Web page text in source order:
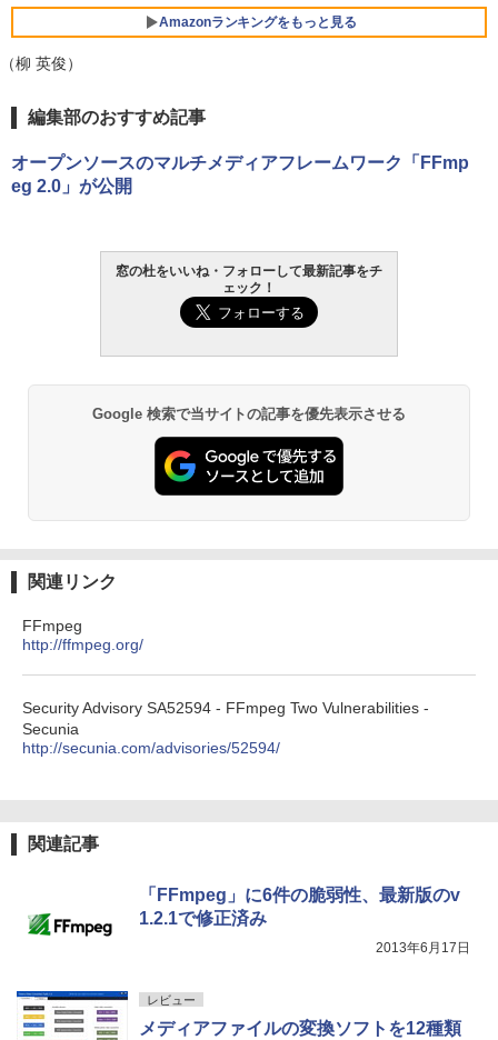
Amazonランキングをもっと見る
（柳 英俊）
編集部のおすすめ記事
オープンソースのマルチメディアフレームワーク「FFmp
eg 2.0」が公開
窓の杜をいいね・フォローして最新記事をチ
ェック！
Google 検索で当サイトの記事を優先表示させる
関連リンク
FFmpeg
http://ffmpeg.org/
Security Advisory SA52594 - FFmpeg Two Vulnerabilities -
Secunia
http://secunia.com/advisories/52594/
関連記事
「FFmpeg」に6件の脆弱性、最新版のv
1.2.1で修正済み
2013年6月17日
レビュー
メディアファイルの変換ソフトを12種類